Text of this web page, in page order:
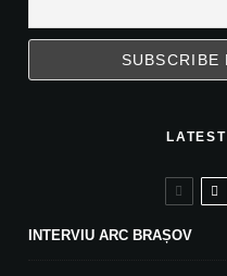
LATEST
INTERVIU ARC BRAȘOV